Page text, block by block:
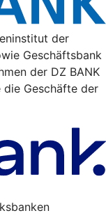
der
Geschäftsbank
der DZ BANK
Geschäfte der